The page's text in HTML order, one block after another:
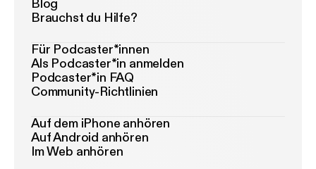
Blog
Brauchst du Hilfe?
Für Podcaster*innen
Als Podcaster*in anmelden
Podcaster*in FAQ
Community-Richtlinien
Auf dem iPhone anhören
Auf Android anhören
Im Web anhören